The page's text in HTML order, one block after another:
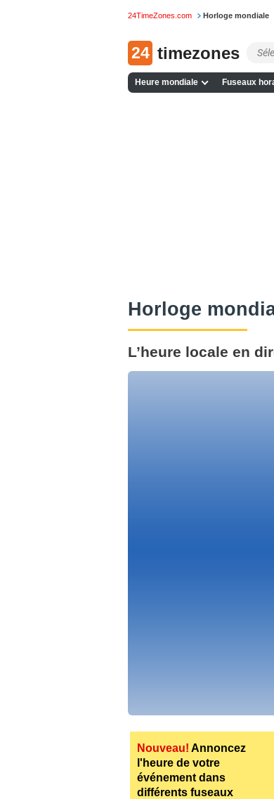
24TimeZones.com Horloge mondiale
24 timezones
Heure mondiale Fuseaux
Horloge
L’heure locale en
Nouveau! Annoncez
l'heure de votre
événement dans
différents fuseaux